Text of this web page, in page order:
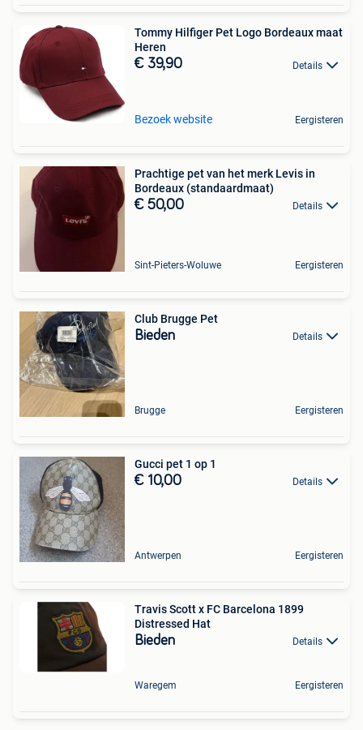
Tommy Hilfiger Pet Logo Bordeaux maat
Heren
€ 39,90 Details
Bezoek website Eergisteren
Prachtige pet van het merk Levis in
Bordeaux (standaardmaat)
€ 50,00 Details
Sint-Pieters-Woluwe Eergisteren
Club Brugge Pet
Bieden Details
Brugge Eergisteren
Gucci pet 1 op 1
€ 10,00 Details
Antwerpen Eergisteren
Travis Scott x FC Barcelona 1899
Distressed Hat
Bieden Details
Waregem Eergisteren